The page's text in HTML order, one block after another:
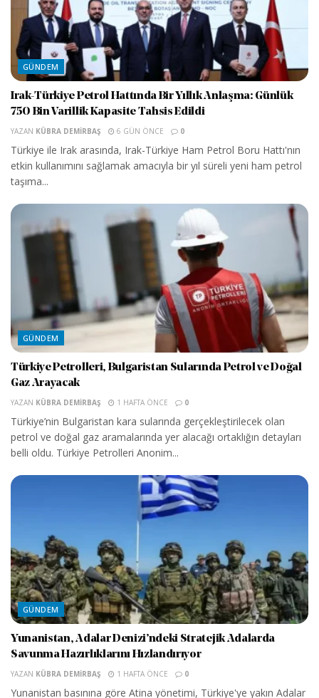
GÜNDEM
Irak-Türkiye Petrol Hattında Bir Yıllık Anlaşma: Günlük
750 Bin Varillik Kapasite Tahsis Edildi
YAZAN KÜBRA DEMIRBAŞ 6 GÜN ÖNCE 0
Türkiye ile Irak arasında, Irak-Türkiye Ham Petrol Boru Hattı'nın
etkin kullanımını sağlamak amacıyla bir yıl süreli yeni ham petrol
taşıma...
GÜNDEM
Türkiye Petrolleri, Bulgaristan Sularında Petrol ve Doğal
Gaz Arayacak
YAZAN KÜBRA DEMIRBAŞ 1 HAFTA ÖNCE 0
Türkiye’nin Bulgaristan kara sularında gerçekleştirilecek olan
petrol ve doğal gaz aramalarında yer alacağı ortaklığın detayları
belli oldu. Türkiye Petrolleri Anonim...
GÜNDEM
Yunanistan, Adalar Denizi’ndeki Stratejik Adalarda
Savunma Hazırlıklarını Hızlandırıyor
YAZAN KÜBRA DEMIRBAŞ 1 HAFTA ÖNCE 0
Yunanistan basınına göre Atina yönetimi, Türkiye'ye yakın Adalar